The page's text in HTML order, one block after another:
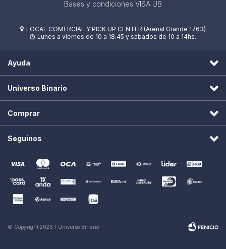
Bases y condiciones VISA UB
 LOCAL COMERCIAL Y PICK UP CENTER (Arenal Grande 1763)
 Lunes a viernes de 10 a 18.45 y sábados de 10 a 14hs.
Ayuda
Universo Binario
Comprar
Seguinos
© Copyright 2026 / Universo Binario